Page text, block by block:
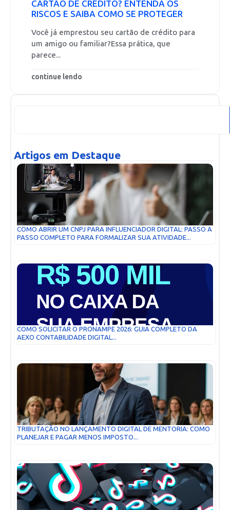
CARTÃO DE CRÉDITO? ENTENDA OS
RISCOS E SAIBA COMO SE PROTEGER
Você já emprestou seu cartão de crédito para
um amigo ou familiar?Essa prática, que
parece...
continue lendo
Artigos em Destaque
COMO ABRIR UM CNPJ PARA INFLUENCIADOR DIGITAL: PASSO A
PASSO COMPLETO PARA FORMALIZAR SUA ATIVIDADE...
COMO SOLICITAR O PRONAMPE 2026: GUIA COMPLETO DA
AEXO CONTABILIDADE DIGITAL...
TRIBUTAÇÃO NO LANÇAMENTO DIGITAL DE MENTORIA: COMO
PLANEJAR E PAGAR MENOS IMPOSTO...